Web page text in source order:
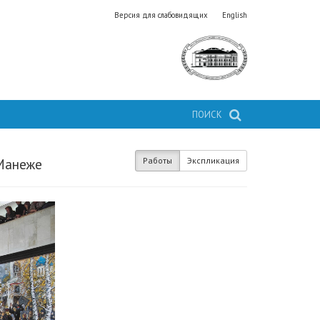
Версия для слабовидящих English
ПОИСК
Работы Экспликация